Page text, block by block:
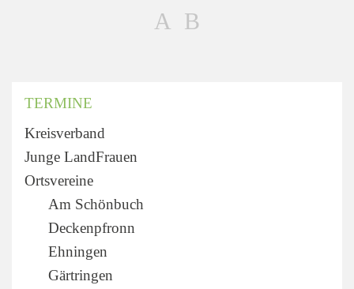
TERMINE
Kreisverband
Junge LandFrauen
Ortsvereine
Am Schönbuch
Deckenpfronn
Ehningen
Gärtringen